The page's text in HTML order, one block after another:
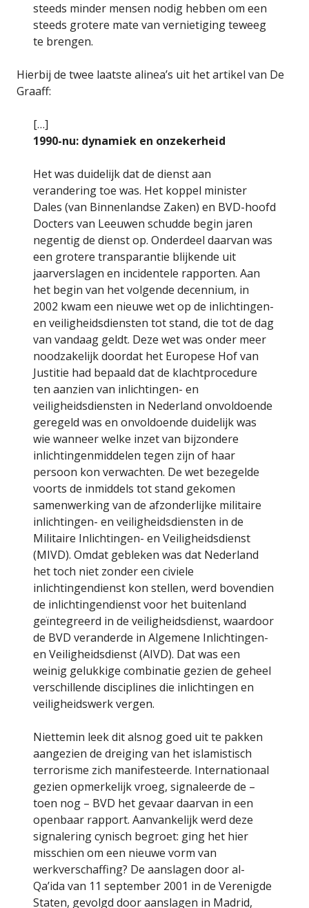
steeds minder mensen nodig hebben om een
steeds grotere mate van vernietiging teweeg
te brengen.
Hierbij de twee laatste alinea’s uit het artikel van De
Graaff:
[…]
1990-nu: dynamiek en onzekerheid
Het was duidelijk dat de dienst aan
verandering toe was. Het koppel minister
Dales (van Binnenlandse Zaken) en BVD-hoofd
Docters van Leeuwen schudde begin jaren
negentig de dienst op. Onderdeel daarvan was
een grotere transparantie blijkende uit
jaarverslagen en incidentele rapporten. Aan
het begin van het volgende decennium, in
2002 kwam een nieuwe wet op de inlichtingen-
en veiligheidsdiensten tot stand, die tot de dag
van vandaag geldt. Deze wet was onder meer
noodzakelijk doordat het Europese Hof van
Justitie had bepaald dat de klachtprocedure
ten aanzien van inlichtingen- en
veiligheidsdiensten in Nederland onvoldoende
geregeld was en onvoldoende duidelijk was
wie wanneer welke inzet van bijzondere
inlichtingenmiddelen tegen zijn of haar
persoon kon verwachten. De wet bezegelde
voorts de inmiddels tot stand gekomen
samenwerking van de afzonderlijke militaire
inlichtingen- en veiligheidsdiensten in de
Militaire Inlichtingen- en Veiligheidsdienst
(MIVD). Omdat gebleken was dat Nederland
het toch niet zonder een civiele
inlichtingendienst kon stellen, werd bovendien
de inlichtingendienst voor het buitenland
geïntegreerd in de veiligheidsdienst, waardoor
de BVD veranderde in Algemene Inlichtingen-
en Veiligheidsdienst (AIVD). Dat was een
weinig gelukkige combinatie gezien de geheel
verschillende disciplines die inlichtingen en
veiligheidswerk vergen.
Niettemin leek dit alsnog goed uit te pakken
aangezien de dreiging van het islamistisch
terrorisme zich manifesteerde. Internationaal
gezien opmerkelijk vroeg, signaleerde de –
toen nog – BVD het gevaar daarvan in een
openbaar rapport. Aanvankelijk werd deze
signalering cynisch begroet: ging het hier
misschien om een nieuwe vorm van
werkverschaffing? De aanslagen door al-
Qa’ida van 11 september 2001 in de Verenigde
Staten, gevolgd door aanslagen in Madrid,